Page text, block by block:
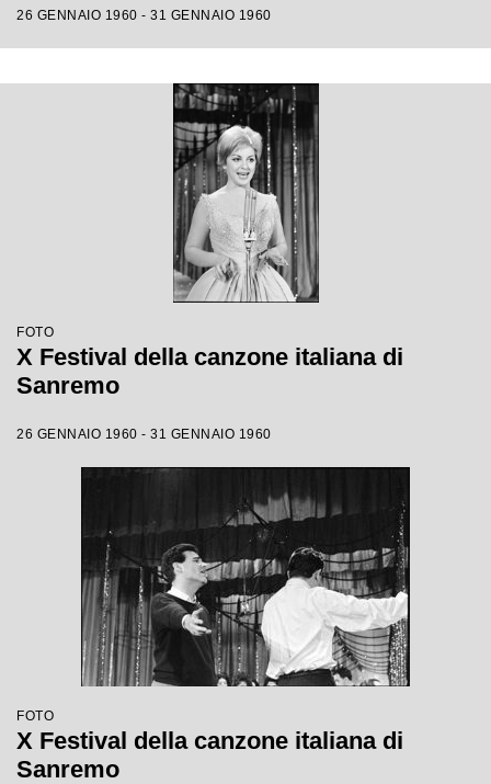
26 GENNAIO 1960 - 31 GENNAIO 1960
FOTO
X Festival della canzone italiana di
Sanremo
26 GENNAIO 1960 - 31 GENNAIO 1960
FOTO
X Festival della canzone italiana di
Sanremo